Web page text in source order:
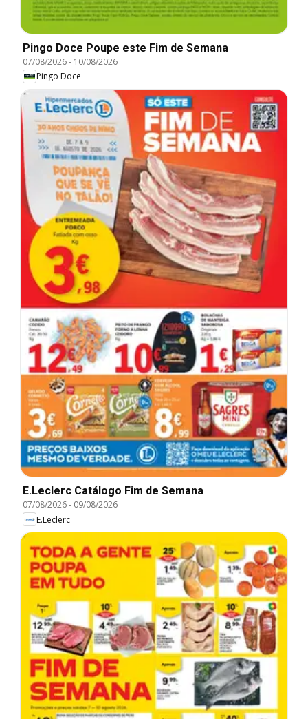
Pingo Doce Poupe este Fim de Semana
07/08/2026- 10/08/2026
Pingo Doce
E.Leclerc Catálogo Fim de Semana
07/08/2026- 09/08/2026
E.Leclerc